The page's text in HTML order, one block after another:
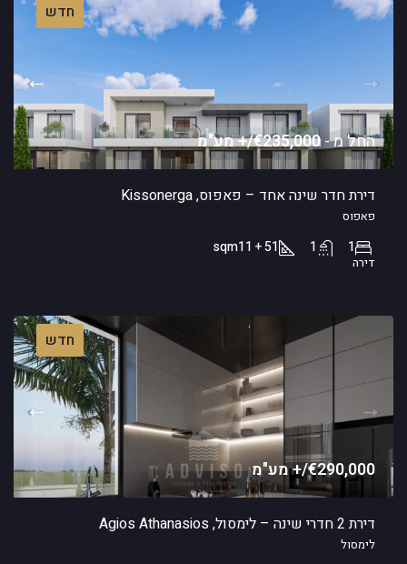
חדש
החל מ -€235,000/+ מע"מ
דירת חדר שינה אחד – פאפוס, Kissonerga
פאפוס
1
1
51 + 11
sqm
דירה
חדש
€290,000/+ מע"מ
דירת 2 חדרי שינה – לימסול, Agios Athanasios
לימסול